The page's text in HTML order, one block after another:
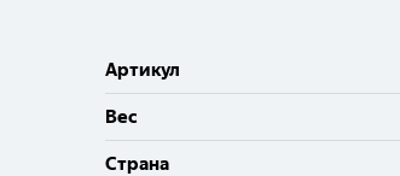
Артикул
Вес
Cтрана